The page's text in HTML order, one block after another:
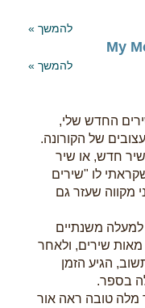
להמשך »
My
להמשך »
החדש שלי,
של הקורונה.
חדש, או שיר
לו "שירים
מקווה שעזר גם
למעלה משנתיים
שירים, ולאחר
הגיע הזמן
בספר.
מלה טובה ראה אור